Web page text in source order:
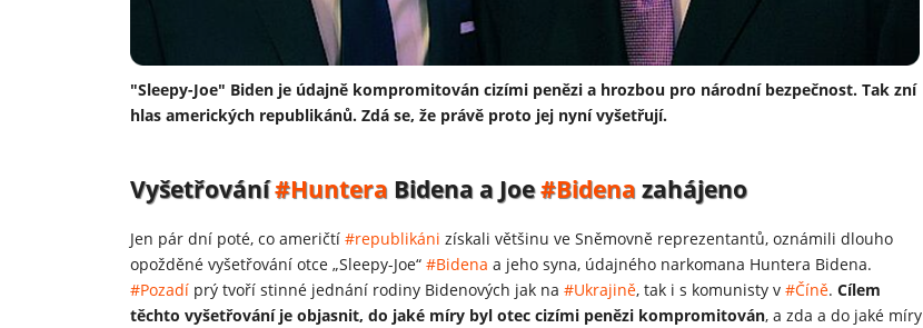
"Sleepy-Joe" Biden je údajně kompromitován cizími penězi a hrozbou pro národní bezpečnost. Tak zní
hlas amerických republikánů. Zdá se, že právě proto jej nyní vyšetřují.
Vyšetřování#Huntera Bidena a Joe#Bidenazahájeno
Jen pár dní poté, co američtí #republikáni získali většinu ve Sněmovně reprezentantů, oznámili dlouho
opožděné vyšetřování otce „Sleepy-Joe“ #Bidena a jeho syna, údajného narkomana Huntera Bidena.
#Pozadí prý tvoří stinné jednání rodiny Bidenových jak na #Ukrajině, tak i s komunisty v #Číně. Cílem
těchto vyšetřování je objasnit, do jaké míry byl otec cizími penězi kompromitován, a zda a do jaké míry